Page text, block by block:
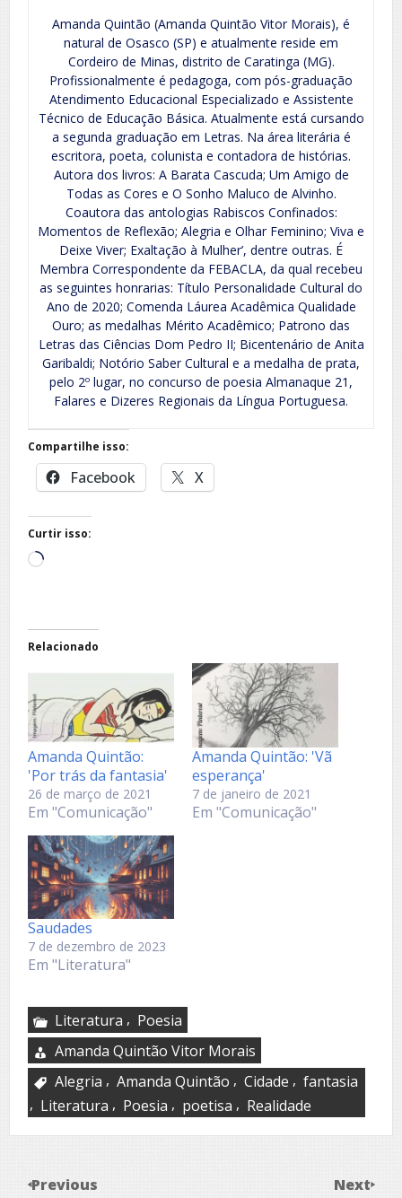
Amanda Quintão (Amanda Quintão Vitor Morais), é
natural de Osasco (SP) e atualmente reside em
Cordeiro de Minas, distrito de Caratinga (MG).
Profissionalmente é pedagoga, com pós-graduação
Atendimento Educacional Especializado e Assistente
Técnico de Educação Básica. Atualmente está cursando
a segunda graduação em Letras. Na área literária é
escritora, poeta, colunista e contadora de histórias.
Autora dos livros: A Barata Cascuda; Um Amigo de
Todas as Cores e O Sonho Maluco de Alvinho.
Coautora das antologias Rabiscos Confinados:
Momentos de Reflexão; Alegria e Olhar Feminino; Viva e
Deixe Viver; Exaltação à Mulher’, dentre outras. É
Membra Correspondente da FEBACLA, da qual recebeu
as seguintes honrarias: Título Personalidade Cultural do
Ano de 2020; Comenda Láurea Acadêmica Qualidade
Ouro; as medalhas Mérito Acadêmico; Patrono das
Letras das Ciências Dom Pedro II; Bicentenário de Anita
Garibaldi; Notório Saber Cultural e a medalha de prata,
pelo 2º lugar, no concurso de poesia Almanaque 21,
Falares e Dizeres Regionais da Língua Portuguesa.
Compartilhe isso:
Facebook X
Curtir isso:
Carregando...
Relacionado
Amanda Quintão:
'Por trás da fantasia'
26 de março de 2021
Em "Comunicação"
Amanda Quintão: 'Vã
esperança'
7 de janeiro de 2021
Em "Comunicação"
Saudades
7 de dezembro de 2023
Em "Literatura"
Literatura , Poesia
Amanda Quintão Vitor Morais
Alegria , Amanda Quintão , Cidade , fantasia
, Literatura , Poesia , poetisa , Realidade
Previous Next